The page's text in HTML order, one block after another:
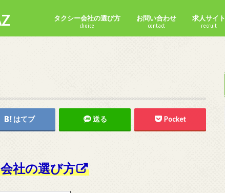
タクシー会社の選び方
choice
お問い合わせ
contact
求人サイト
recruit
はてブ 送る Pocket
社の選び方